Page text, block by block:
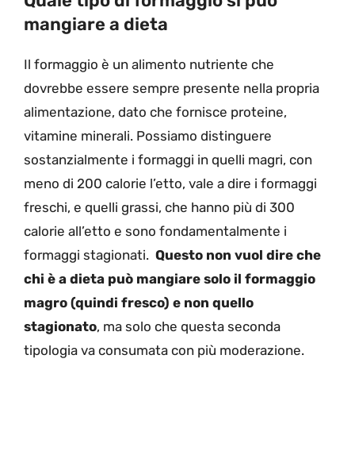
mangiare a dieta
Il formaggio è un alimento nutriente che
dovrebbe essere sempre presente nella propria
alimentazione, dato che fornisce proteine,
vitamine minerali. Possiamo distinguere
sostanzialmente i formaggi in quelli magri, con
meno di 200 calorie l’etto, vale a dire i formaggi
freschi, e quelli grassi, che hanno più di 300
calorie all’etto e sono fondamentalmente i
formaggi stagionati. Questo non vuol dire che
chi è a dieta può mangiare solo il formaggio
magro (quindi fresco) e non quello
stagionato, ma solo che questa seconda
tipologia va consumata con più moderazione.